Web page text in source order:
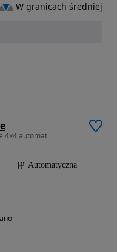
4x4 automat
Automatyczna
W granicach średniej